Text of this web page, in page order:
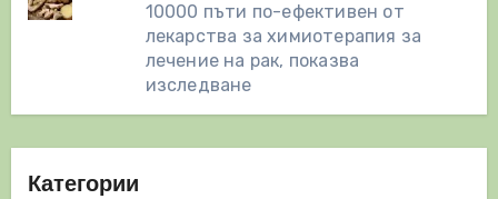
10000 пъти по-ефективен от
лекарства за химиотерапия за
лечение на рак, показва
изследване
Категории